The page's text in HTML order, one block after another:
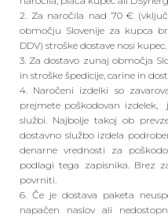
2. Za naročila nad 70 €
območju Slovenije za kupca
DDV) stroške dostave nosi kupec.
3. Za dostavo zunaj območja
in stroške špedicije, carine in
4. Naročeni izdelki so
prejmete poškodovan
službi. Najbolje takoj ob
dostavno službo izdela
denarne vrednosti za
podlagi tega zapisnika. Brez
povrniti.
6. Če je dostava paketa
napačen naslov ali